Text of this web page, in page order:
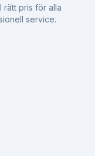
rätt pris för alla
service.